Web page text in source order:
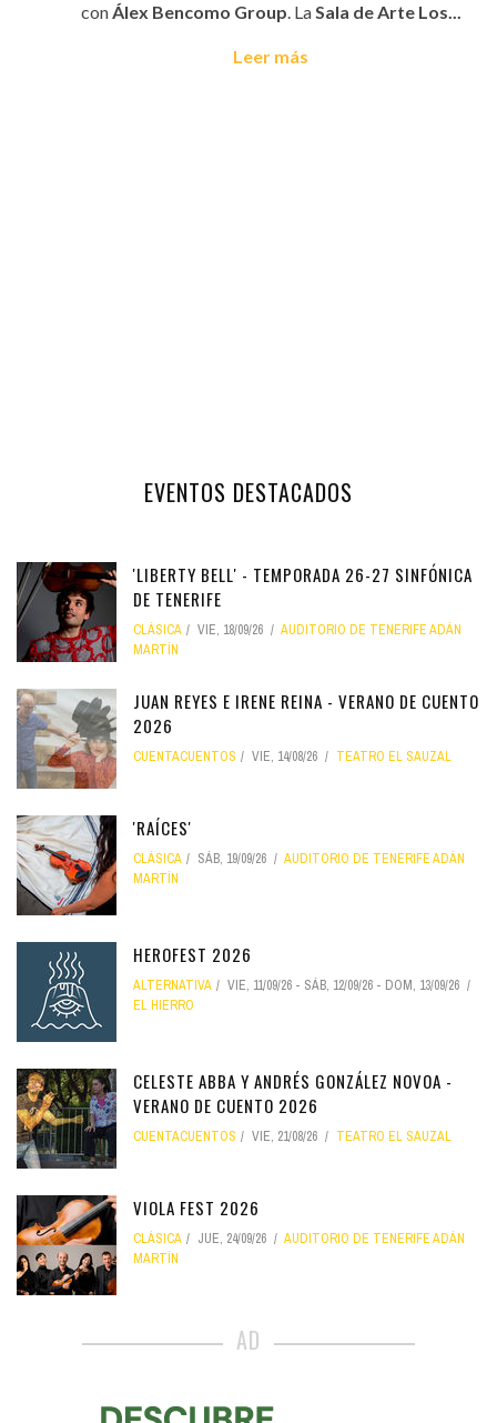
conÁlex Bencomo Group. LaSala de Arte Los...
Leer más
EVENTOS DESTACADOS
'LIBERTY BELL' - TEMPORADA 26-27 SINFÓNICA
DE TENERIFE
CLÁSICA VIE, 18/09/26
AUDITORIO DE TENERIFE ADÁN
MARTÍN
JUAN REYES E IRENE REINA - VERANO DE CUENTO
2026
CUENTACUENTOS VIE, 14/08/26 TEATRO EL SAUZAL
'RAÍCES'
CLÁSICA SÁB, 19/09/26
AUDITORIO DE TENERIFE ADÁN
MARTÍN
HEROFEST 2026
ALTERNATIVA VIE, 11/09/26 - SÁB, 12/09/26 - DOM, 13/09/26
EL HIERRO
CELESTE ABBA Y ANDRÉS GONZÁLEZ NOVOA -
VERANO DE CUENTO 2026
CUENTACUENTOS VIE, 21/08/26 TEATRO EL SAUZAL
VIOLA FEST 2026
CLÁSICA JUE, 24/09/26
AUDITORIO DE TENERIFE ADÁN
MARTÍN
AD